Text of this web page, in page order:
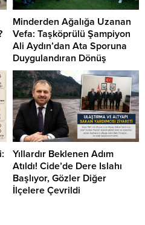
Minderden Ağalığa Uzanan
Vefa: Taşköprülü Şampiyon
Ali Aydın’dan Ata Sporuna
Duygulandıran Dönüş
Yıllardır Beklenen Adım
Atıldı! Cide’de Dere Islahı
Başlıyor, Gözler Diğer
İlçelere Çevrildi